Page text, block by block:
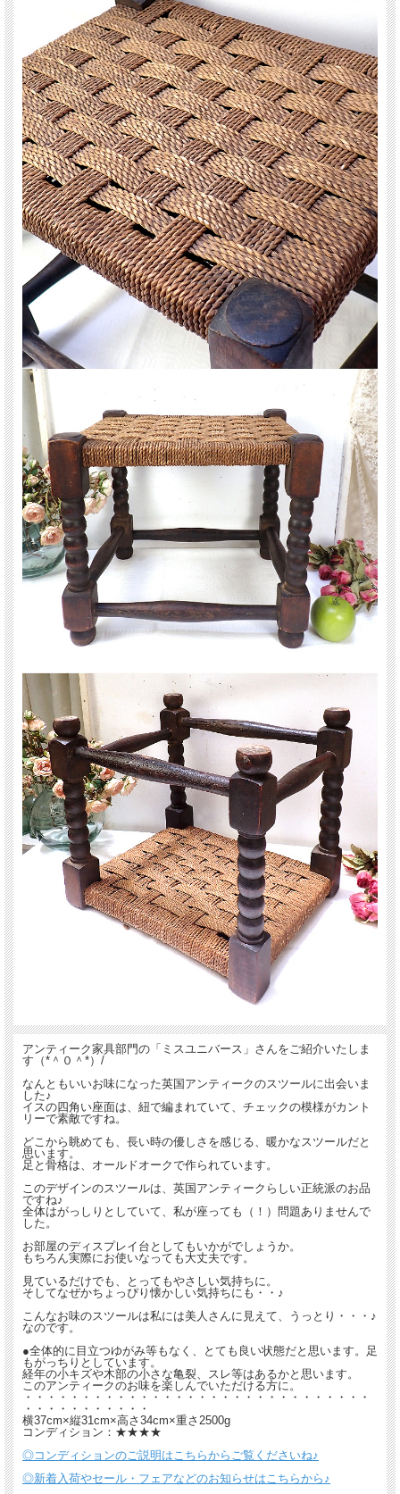
アンティーク家具部門の「ミスユニバース」さんをご紹介いたしま
す（*＾０＾*）/
なんともいいお味になった英国アンティークのスツールに出会いま
した♪
イスの四角い座面は、紐で編まれていて、チェックの模様がカント
リーで素敵ですね。
どこから眺めても、長い時の優しさを感じる、暖かなスツールだと
思います。
足と骨格は、オールドオークで作られています。
このデザインのスツールは、英国アンティークらしい正統派のお品
ですね♪
全体はがっしりとしていて、私が座っても（！）問題ありませんで
した。
お部屋のディスプレイ台としてもいかがでしょうか。
もちろん実際にお使いなっても大丈夫です。
見ているだけでも、とってもやさしい気持ちに。
そしてなぜかちょっぴり懐かしい気持ちにも・・♪
こんなお味のスツールは私には美人さんに見えて、うっとり・・・♪
なのです。
●全体的に目立つゆがみ等もなく、とても良い状態だと思います。足
もがっちりとしています。
経年の小キズや木部の小さな亀裂、スレ等はあるかと思います。
このアンティークのお味を楽しんでいただける方に。
・・・・・・・・・・・・・・・・・・・・・・・・・・・・・・
・・・・・・・・・・・
横37cm×縦31cm×高さ34cm×重さ2500g
コンディション：★★★★
◎コンディションのご説明はこちらからご覧くださいね♪
◎新着入荷やセール・フェアなどのお知らせはこちらから♪